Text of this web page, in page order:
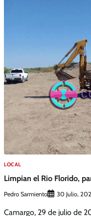
LOCAL
Limpian el Rio Florido,
Pedro Sarmiento 30 Julio,
Camargo, 29 de julio de